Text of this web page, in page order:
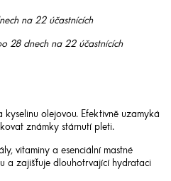
na 22 účastnících
28 dnech na 22 účastnících
olejovou. Efektivně uzamyká
známky stárnutí pleti.
vitaminy a esenciální mastné
a zajišťuje dlouhotrvající hydrataci